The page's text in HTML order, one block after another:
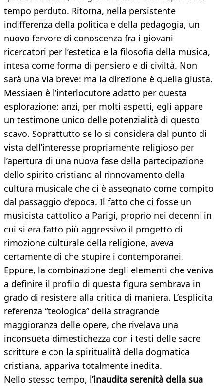
tempo perduto. Ritorna, nella persistente
indifferenza della politica e della pedagogia, un
nuovo fervore di conoscenza fra i giovani
ricercatori per l’estetica e la filosofia della musica,
intesa come forma di pensiero e di civiltà. Non
sarà una via breve: ma la direzione è quella giusta.
Messiaen è l’interlocutore adatto per questa
esplorazione: anzi, per molti aspetti, egli appare
un testimone unico delle potenzialità di questo
scavo. Soprattutto se lo si considera dal punto di
vista dell’interesse propriamente religioso per
l’apertura di una nuova fase della partecipazione
dello spirito cristiano al rinnovamento della
cultura musicale che ci è assegnato come compito
dal passaggio d’epoca. Il fatto che ci fosse un
musicista cattolico a Parigi, proprio nei decenni in
cui si era fatto più aggressivo il progetto di
rimozione culturale della religione, aveva
certamente di che stupire i contemporanei.
Eppure, la combinazione degli elementi che veniva
a definire il profilo di questa figura sembrava in
grado di resistere alla critica di maniera. L’esplicita
referenza “teologica” della stragrande
maggioranza delle opere, che rivelava una
inconsueta dimestichezza con i testi delle sacre
scritture e con la spiritualità della dogmatica
cristiana, appariva totalmente inedita.
Nello stesso tempo, l’inaudita serenità della sua